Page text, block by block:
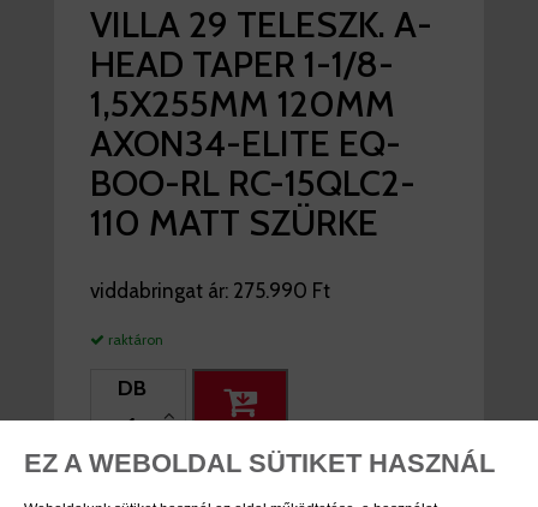
EZ A WEBOLDAL SÜTIKET HASZNÁL
VILLA 29 TELESZK. A-
HEAD TAPER 1-1/8-
1,5X255MM 120MM
AXON34-ELITE EQ-
BOO-RL RC-15QLC2-
110 MATT SZÜRKE
viddabringat ár: 275.990 Ft
raktáron
DB